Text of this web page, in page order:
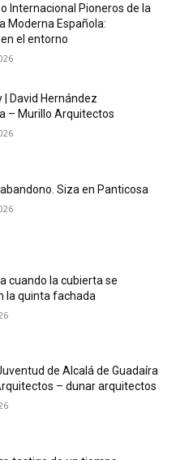
Internacional Pioneros de la
Moderna Española:
el entorno
| David Hernández
– Murillo Arquitectos
Siza en Panticosa
cuando la cubierta se
la quinta fachada
de Alcalá de Guadaíra
– dunar arquitectos